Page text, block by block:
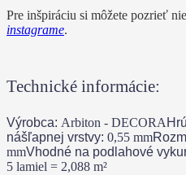
Pre inšpiráciu si môžete pozrieť
instagrame.
Technické informácie:
Výrobca: Arbiton - DECORA
nášľapnej vrstvy: 0,55 mm
mmVhodné na podlahové
5 lamiel = 2,088 m²